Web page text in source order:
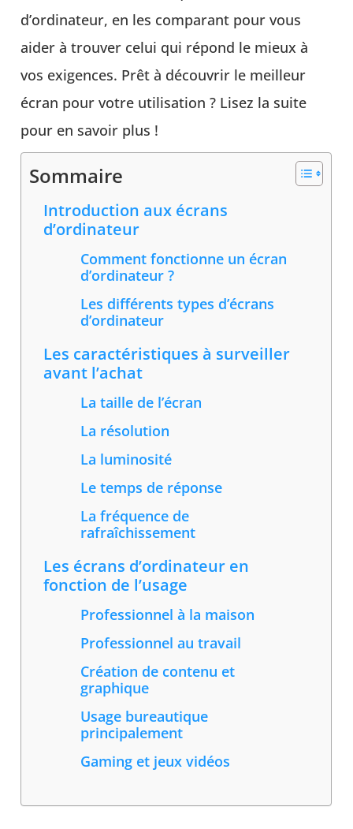
d’ordinateur, en les comparant pour vous
aider à trouver celui qui répond le mieux à
vos exigences. Prêt à découvrir le meilleur
écran pour votre utilisation ? Lisez la suite
pour en savoir plus !
Sommaire
Introduction aux écrans
d’ordinateur
Comment fonctionne un écran
d’ordinateur ?
Les différents types d’écrans
d’ordinateur
Les caractéristiques à surveiller
avant l’achat
La taille de l’écran
La résolution
La luminosité
Le temps de réponse
La fréquence de
rafraîchissement
Les écrans d’ordinateur en
fonction de l’usage
Professionnel à la maison
Professionnel au travail
Création de contenu et
graphique
Usage bureautique
principalement
Gaming et jeux vidéos